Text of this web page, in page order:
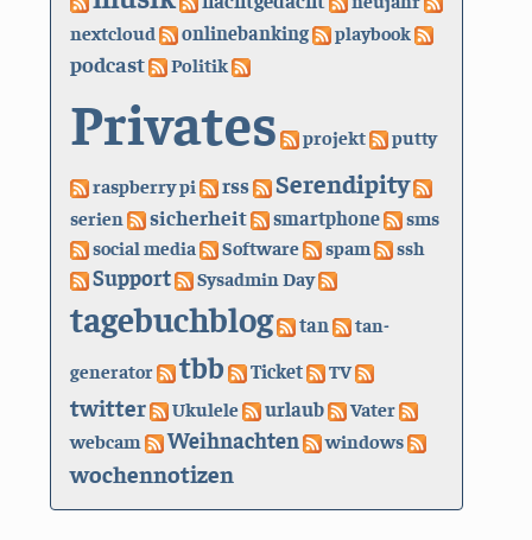
nextcloud onlinebanking playbook
podcast Politik
Privates projekt putty
raspberry pi rss Serendipity
serien sicherheit smartphone
sms
social media
Software spam ssh
Support Sysadmin Day
tagebuchblog tan
tan-
generator
tbb Ticket TV
twitter Ukulele urlaub
Vater
webcam
Weihnachten windows
wochennotizen